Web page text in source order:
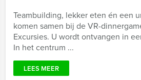
Teambuilding, lekker eten én een
komen samen bij de VR-
Excursies. U wordt ontvangen in
In het centrum ...
LEES MEER